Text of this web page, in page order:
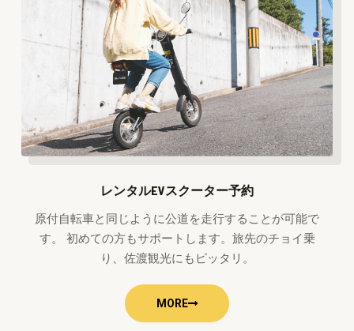
レンタルEVスクーター予約
原付自転車と同じように公道を走行することが可能で
す。 初めての方もサポートします。旅先のチョイ乗
り、佐渡観光にもピッタリ。
MORE